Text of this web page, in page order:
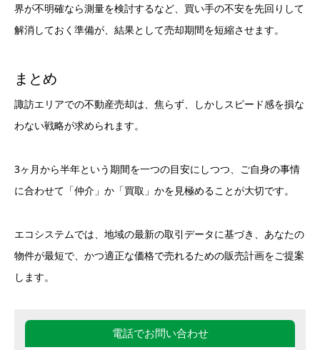
界が不明確なら測量を検討するなど、買い手の不安を先回りして
解消しておく準備が、結果として売却期間を短縮させます。
まとめ
諏訪エリアでの不動産売却は、焦らず、しかしスピード感を損な
わない戦略が求められます。
3ヶ月から半年という期間を一つの目安にしつつ、ご自身の事情
に合わせて「仲介」か「買取」かを見極めることが大切です。
エコシステムでは、地域の最新の取引データに基づき、あなたの
物件が最短で、かつ適正な価格で売れるための販売計画をご提案
します。
電話でお問い合わせ